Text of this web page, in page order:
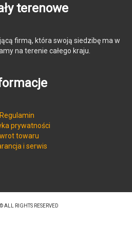
terenowe
firmą, która swoją siedzibę ma w
na terenie całego kraju.
Regulamin
prywatności
towaru
i serwis
ALL RIGHTS RESERVED